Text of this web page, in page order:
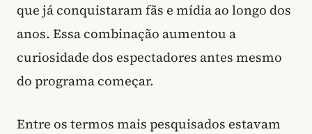
que já conquistaram fãs e mídia ao longo dos
anos. Essa combinação aumentou a
curiosidade dos espectadores antes mesmo
do programa começar.
Entre os termos mais pesquisados estavam